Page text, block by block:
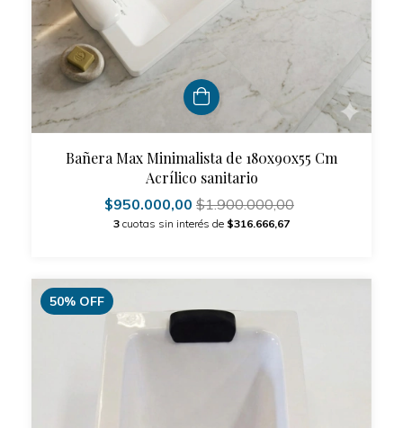
Bañera Max Minimalista de 180x90x55 Cm
Acrílico sanitario
$950.000,00 $1.900.000,00
3 cuotas sin interés de $316.666,67
50% OFF